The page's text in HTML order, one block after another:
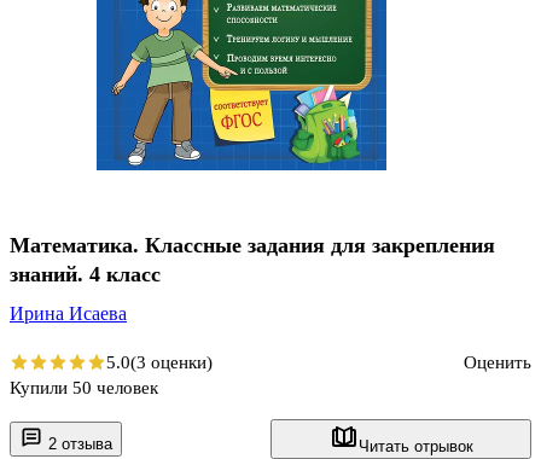
2 отзыва Читать отрывок
Математика. Классные задания для закрепления
знаний. 4 класс
Ирина Исаева
5.0(3 оценки)
Оценить
Купили 50 человек